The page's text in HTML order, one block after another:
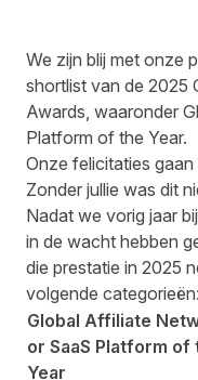
We zijn blij met onze
shortlist van de 2025
Awards, waaronder
Platform of the Year.
Onze felicitaties
Zonder jullie was dit
Nadat we vorig jaar
in de wacht hebben
die prestatie in 2025
volgende categorieën:
Global Affiliate
or SaaS Platform of
Year